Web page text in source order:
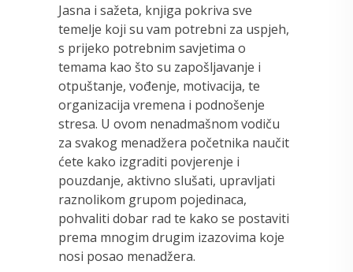
Jasna i sažeta, knjiga pokriva sve
temelje koji su vam potrebni za uspjeh,
s prijeko potrebnim savjetima o
temama kao što su zapošljavanje i
otpuštanje, vođenje, motivacija, te
organizacija vremena i podnošenje
stresa. U ovom nenadmašnom vodiču
za svakog menadžera početnika naučit
ćete kako izgraditi povjerenje i
pouzdanje, aktivno slušati, upravljati
raznolikom grupom pojedinaca,
pohvaliti dobar rad te kako se postaviti
prema mnogim drugim izazovima koje
nosi posao menadžera.